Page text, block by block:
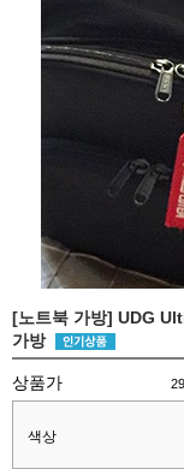
[노트북 가방] UDG
가방
상품가
색상